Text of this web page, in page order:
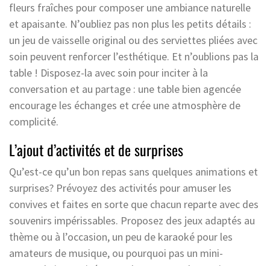
fleurs fraîches pour composer une ambiance naturelle
et apaisante. N’oubliez pas non plus les petits détails :
un jeu de vaisselle original ou des serviettes pliées avec
soin peuvent renforcer l’esthétique. Et n’oublions pas la
table ! Disposez-la avec soin pour inciter à la
conversation et au partage : une table bien agencée
encourage les échanges et crée une atmosphère de
complicité.
L’ajout d’activités et de surprises
Qu’est-ce qu’un bon repas sans quelques animations et
surprises? Prévoyez des activités pour amuser les
convives et faites en sorte que chacun reparte avec des
souvenirs impérissables. Proposez des jeux adaptés au
thème ou à l’occasion, un peu de karaoké pour les
amateurs de musique, ou pourquoi pas un mini-